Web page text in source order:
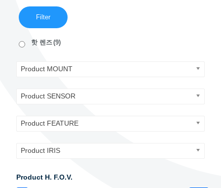
Filter
핫 렌즈(9)
Product MOUNT
Product SENSOR
Product FEATURE
Product IRIS
Product H. F.O.V.